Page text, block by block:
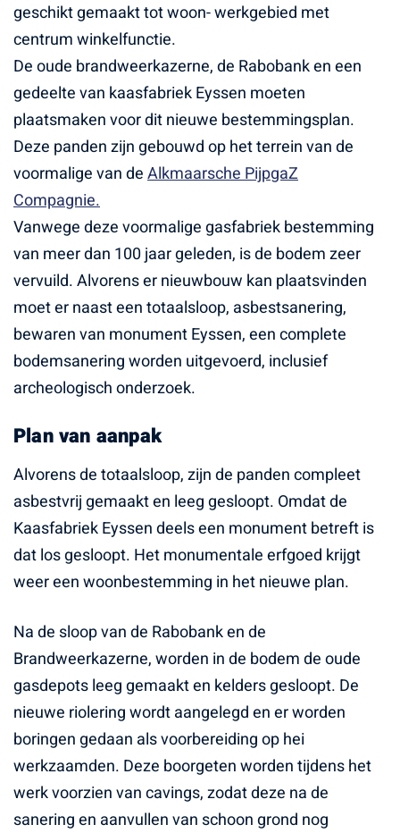
geschikt gemaakt tot woon- werkgebied met
centrum winkelfunctie.
De oude brandweerkazerne, de Rabobank en een
gedeelte van kaasfabriek Eyssen moeten
plaatsmaken voor dit nieuwe bestemmingsplan.
Deze panden zijn gebouwd op het terrein van de
voormalige van deAlkmaarsche PijpgaZ
Compagnie.
Vanwege deze voormalige gasfabriek bestemming
van meer dan 100 jaar geleden, is de bodem zeer
vervuild. Alvorens er nieuwbouw kan plaatsvinden
moet er naast een totaalsloop, asbestsanering,
bewaren van monument Eyssen, een complete
bodemsanering worden uitgevoerd, inclusief
archeologisch onderzoek.
Plan van aanpak
Alvorens de totaalsloop, zijn de panden compleet
asbestvrij gemaakt en leeg gesloopt. Omdat de
Kaasfabriek Eyssen deels een monument betreft is
dat los gesloopt. Het monumentale erfgoed krijgt
weer een woonbestemming in het nieuwe plan.
Na de sloop van de Rabobank en de
Brandweerkazerne, worden in de bodem de oude
gasdepots leeg gemaakt en kelders gesloopt. De
nieuwe riolering wordt aangelegd en er worden
boringen gedaan als voorbereiding op hei
werkzaamden. Deze boorgeten worden tijdens het
werk voorzien van cavings, zodat deze na de
sanering en aanvullen van schoon grond nog